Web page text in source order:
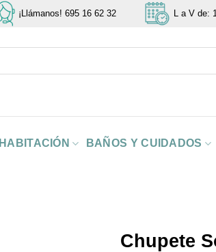
¡Llámanos! 695 16 62 32 L a V de:
HABITACIÓN BAÑOS Y CUIDADOS
Chupete